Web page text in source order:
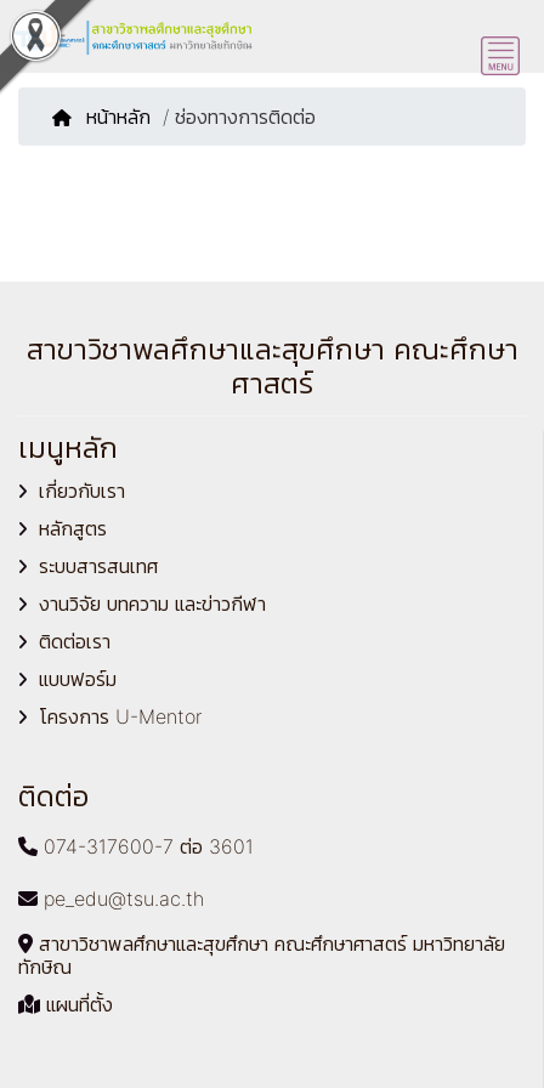
หน้าหลัก / ช่องทางการติดต่อ
สาขาวิชาพลศึกษาและสุขศึกษา คณะศึกษา
ศาสตร์
เมนูหลัก
เกี่ยวกับเรา
หลักสูตร
ระบบสารสนเทศ
งานวิจัย บทความ และข่าวกีฬา
ติดต่อเรา
แบบฟอร์ม
โครงการ U-Mentor
ติดต่อ
074-317600-7 ต่อ 3601
pe_edu@tsu.ac.th
สาขาวิชาพลศึกษาและสุขศึกษา คณะศึกษาศาสตร์ มหาวิทยาลัย
ทักษิณ
แผนที่ตั้ง